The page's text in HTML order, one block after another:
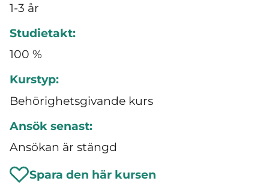
1-3 år
Studietakt:
100 %
Kurstyp:
Behörighetsgivande kurs
Ansök senast:
Ansökan är stängd
Spara den här kursen